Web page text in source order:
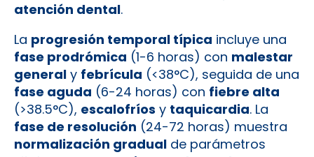
atención dental.
La progresión temporal típica incluye una
fase prodrómica (1-6 horas) con malestar
general y febrícula (<38°C), seguida de una
fase aguda (6-24 horas) con fiebre alta
(>38.5°C), escalofríos y taquicardia. La
fase de resolución (24-72 horas) muestra
normalización gradual de parámetros